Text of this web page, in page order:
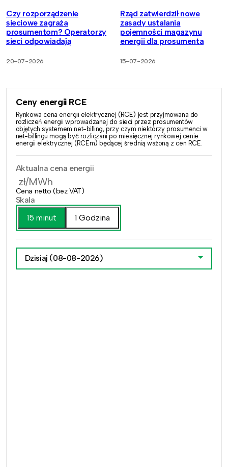
Czy rozporządzenie
sieciowe zagraża
prosumentom? Operatorzy
sieci odpowiadają
20-07-2026
Rząd zatwierdził nowe
zasady ustalania
pojemności magazynu
energii dla prosumenta
15-07-2026
Ceny energii RCE
Rynkowa cena energii elektrycznej (RCE) jest przyjmowana do
rozliczeń energii wprowadzanej do sieci przez prosumentów
objętych systemem net-billing, przy czym niektórzy prosumenci w
net-billingu mogą być rozliczani po miesięcznej rynkowej cenie
energii elektrycznej (RCEm) będącej średnią ważoną z cen RCE.
Aktualna cena energii
zł/MWh
Cena netto (bez VAT)
Skala
15 minut
1 Godzina
Dzisiaj (08-08-2026)